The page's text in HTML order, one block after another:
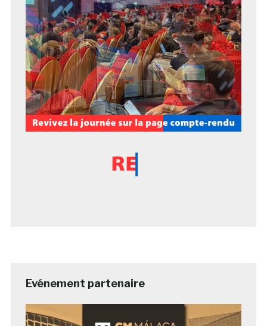
Evénement partenaire